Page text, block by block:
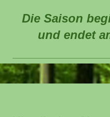
Die Saison
und endet